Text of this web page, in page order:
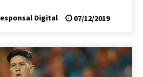
Digital 07/12/2019